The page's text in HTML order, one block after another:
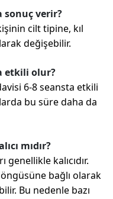
sonuç verir?
cilt tipine, kıl
değişebilir.
etkili olur?
6-8 seansta etkili
bu süre daha da
mıdır?
kalıcıdır.
bağlı olarak
Bu nedenle bazı